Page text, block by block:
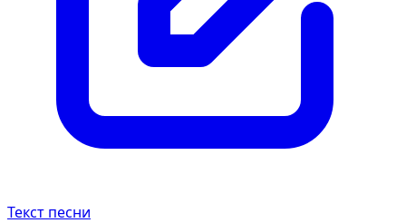
Текст песни